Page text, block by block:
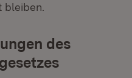
bleiben.
des